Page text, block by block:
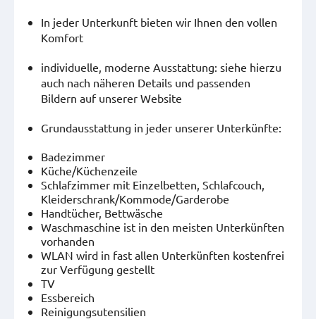
In jeder Unterkunft bieten wir Ihnen den vollen
Komfort
individuelle, moderne Ausstattung: siehe hierzu
auch nach näheren Details und passenden
Bildern auf unserer Website
Grundausstattung in jeder unserer Unterkünfte:
Badezimmer
Küche/Küchenzeile
Schlafzimmer mit Einzelbetten, Schlafcouch,
Kleiderschrank/Kommode/Garderobe
Handtücher, Bettwäsche
Waschmaschine ist in den meisten Unterkünften
vorhanden
WLAN wird in fast allen Unterkünften kostenfrei
zur Verfügung gestellt
TV
Essbereich
Reinigungsutensilien